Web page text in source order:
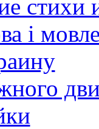
стихи
і